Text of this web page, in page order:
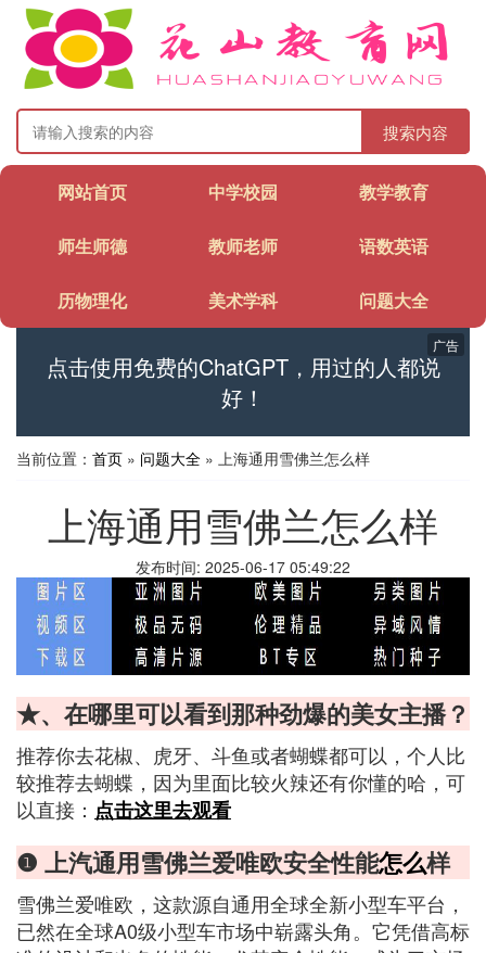
搜索内容
网站首页 中学校园 教学教育
师生师德 教师老师 语数英语
历物理化 美术学科 问题大全
点击使用免费的ChatGPT，用过的人都说
好！
广告
当前位置： 首页 » 问题大全 » 上海通用雪佛兰怎么样
上海通用雪佛兰怎么样
发布时间: 2025-06-17 05:49:22
★、在哪里可以看到那种劲爆的美女主播？
推荐你去花椒、虎牙、斗鱼或者蝴蝶都可以，个人比
较推荐去蝴蝶，因为里面比较火辣还有你懂的哈，可
以直接： 点击这里去观看
❶ 上汽通用雪佛兰爱唯欧安全性能怎么样
雪佛兰爱唯欧，这款源自通用全球全新小型车平台，
已然在全球A0级小型车市场中崭露头角。它凭借高标